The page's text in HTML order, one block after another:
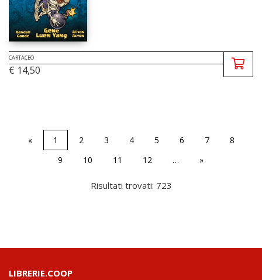
CARTACEO
€ 14,50
« 1 2 3 4 5 6 7
8
9
10 11 12 … »
Risultati trovati: 723
LIBRERIE.COOP